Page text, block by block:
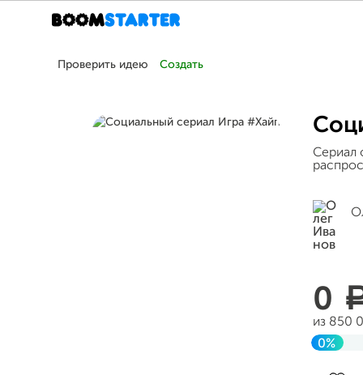
Проверить идею Создать
Сериал
0
из 850
0%